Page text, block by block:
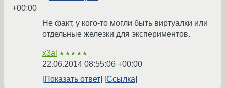
+00:00
Не факт, у кого-то могли быть виртуалки или
отдельные железки для экспериментов.
x3al ★★★★★
22.06.2014 08:55:06 +00:00
Показать ответ
Ссылка